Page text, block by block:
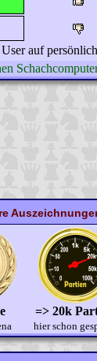
User auf
=> 20k
hier schon